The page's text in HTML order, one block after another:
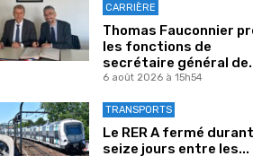
CARRIÈRE
Thomas Fauconnier
les fonctions de
secrétaire général
6 août 2026 à 15h54
TRANSPORTS
Le RER A fermé durant
seize jours entre les...